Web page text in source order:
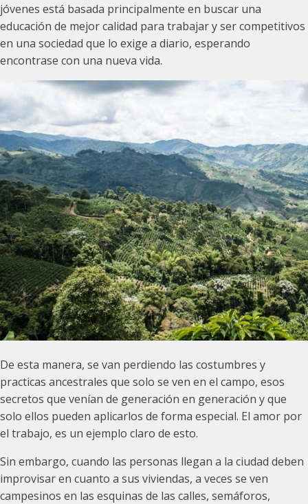
jóvenes está basada principalmente en buscar una
educación de mejor calidad para trabajar y ser competitivos
en una sociedad que lo exige a diario, esperando
encontrase con una nueva vida.
De esta manera, se van perdiendo las costumbres y
practicas ancestrales que solo se ven en el campo, esos
secretos que venían de generación en generación y que
solo ellos pueden aplicarlos de forma especial. El amor por
el trabajo, es un ejemplo claro de esto.
Sin embargo, cuando las personas llegan a la ciudad deben
improvisar en cuanto a sus viviendas, a veces se ven
campesinos en las esquinas de las calles, semáforos,